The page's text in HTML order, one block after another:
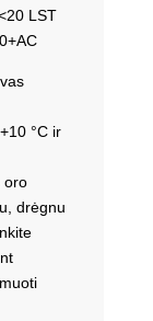
LST
°C ir
oro
drėgnu